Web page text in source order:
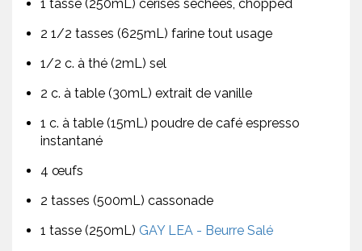
1 tasse (250mL) cerises séchées, chopped
2 1/2 tasses (625mL) farine tout usage
1/2 c. à thé (2mL) sel
2 c. à table (30mL) extrait de vanille
1 c. à table (15mL) poudre de café espresso
instantané
4 œufs
2 tasses (500mL) cassonade
1 tasse (250mL) GAY LEA - Beurre Salé